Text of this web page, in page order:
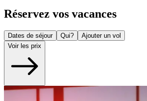
Réservez vos vacances
Dates de séjour Qui?
Ajouter un vol
Voir les prix